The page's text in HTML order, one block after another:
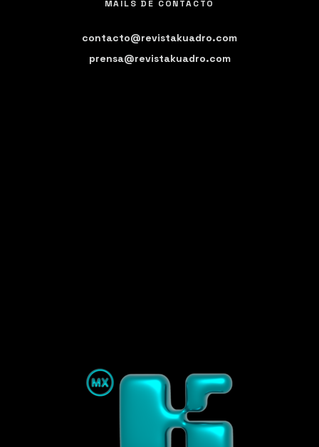
MAILS DE CONTACTO
contacto@revistakuadro.com
prensa@revistakuadro.com